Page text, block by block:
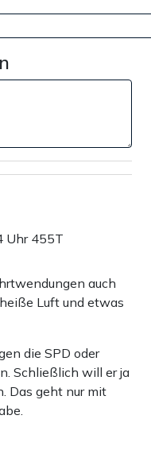
Uhr 455T
auch
Luft und etwas
die SPD oder
Schließlich will er ja
Das geht nur mit